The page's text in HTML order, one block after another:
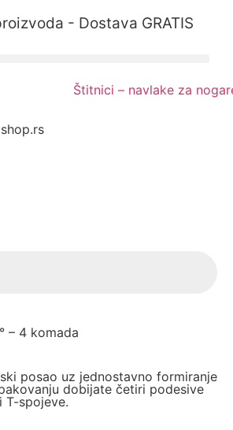
- Dostava GRATIS
– 4 komada
posao uz jednostavno formiranje
dobijate četiri podesive
T-spojeve.